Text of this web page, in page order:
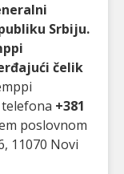
Srbiju.
čelik
+381
poslovnom
11070 Novi